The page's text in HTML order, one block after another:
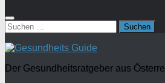
Suchen
nach:
Der Gesundheitsratgeber aus